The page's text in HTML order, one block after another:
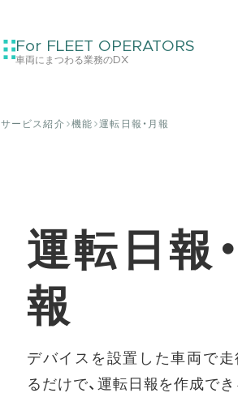
For FLEET OPERATORS
車両にまつわる業務のDX
サービス紹介 機能 運転日報・月報
運転日報
報
デバイスを設置した車両で走
るだけで、運転日報を作成で